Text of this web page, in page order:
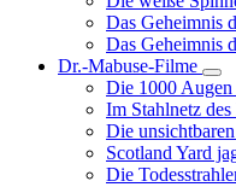
Das Geheimnis
Das Geheimnis
Dr.-Mabuse-Filme
von
Dr.-
Die 1000 Augen
Im Stahlnetz
Die
Scotland Yard
Die